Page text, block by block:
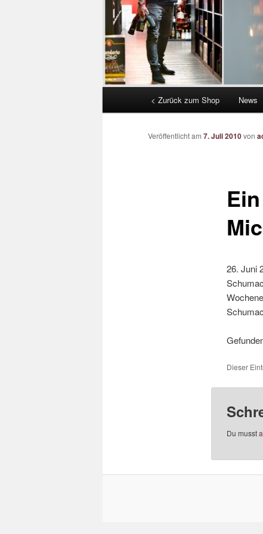
< Zurück zum Shop News
Veröffentlicht am 7. Juli 2010von
26. Juni
Dieser
Du musst